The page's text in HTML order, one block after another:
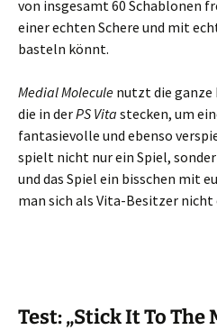
von insgesamt 60 Schablonen
einer echten Schere und mit
basteln könnt.
Medial Molecule nutzt die
die in derPS Vita stecken, um
fantasievolle und ebenso
spielt nicht nur ein Spiel,
und das Spiel ein bisschen mit
man sich als Vita-Besitzer nicht
Test: „Stick It To The